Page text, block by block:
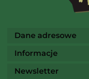
Dane adresowe
Informacje
Newsletter